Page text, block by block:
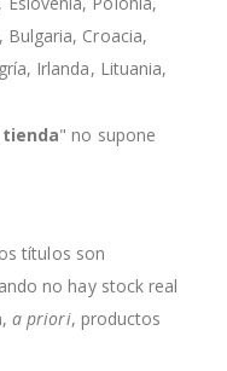
Bulgaria, Croacia,
Irlanda, Lituania,
tienda" no supone
títulos son
no hay stock real
a priori, productos